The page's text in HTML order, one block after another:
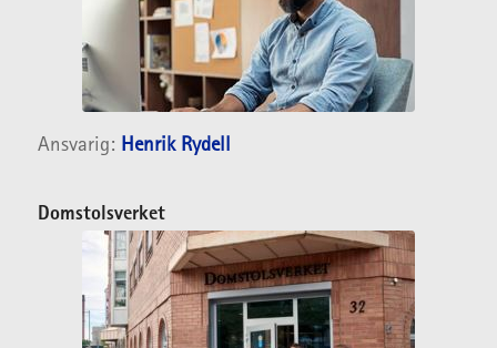
Ansvarig: Henrik Rydell
Domstolsverket